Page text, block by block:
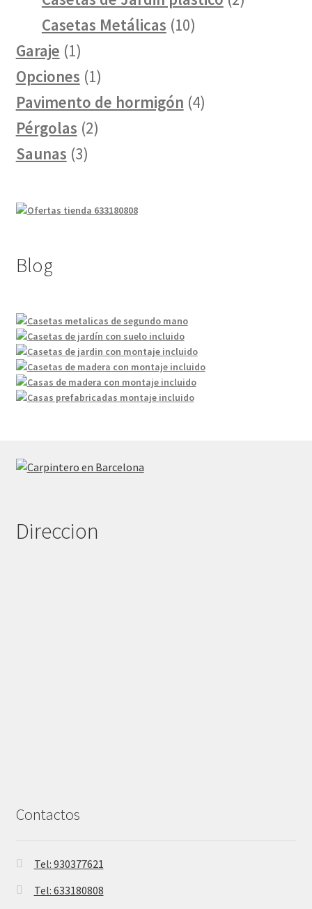
Casetas Metálicas 1010
Garaje 11
producto
Opciones 11
producto
Pavimento de hormigón 44
Pérgolas 22
Saunas 33
Blog
Direccion
Contactos
Tel: 930377621
Tel: 633180808